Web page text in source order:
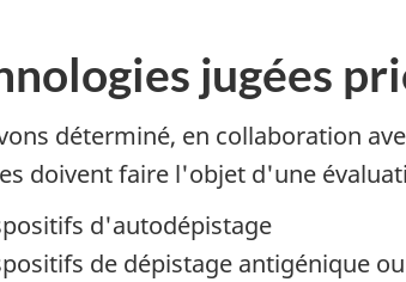
jugées
déterminé, en collaboration
doivent faire l'objet d'une
d'autodépistage
de dépistage antigénique